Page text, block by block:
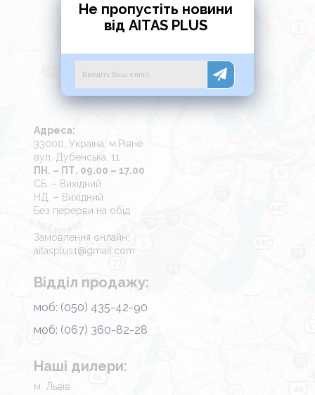
Не пропустіть новини
від AITAS PLUS
Адреса:
33000, Україна, м.Рівне
вул. Дубенська, 11
ПН. – ПТ. 09.00 – 17.00
СБ. – Вихідний
НД. – Вихідний
Без перерви на обід
Замовлення онлайн:
aitasplus1@gmail.com
Відділ продажу:
моб: (050) 435-42-90
моб: (067) 360-82-28
Наші дилери:
м. Львів